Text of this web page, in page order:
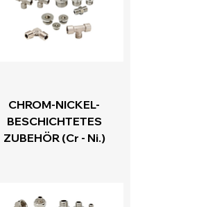
CHROM-NICKEL-
BESCHICHTETES
ZUBEHÖR (Cr - Ni.)